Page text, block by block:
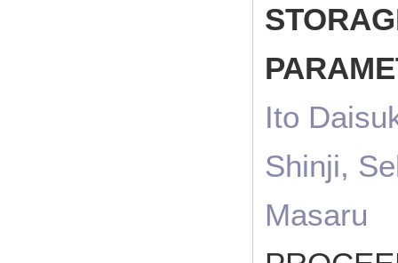
Ito
Shinji,
Masaru